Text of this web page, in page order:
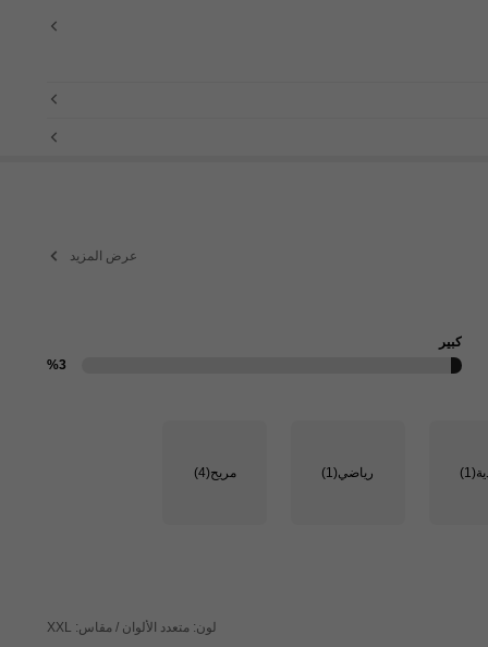
عرض المزيد
كبير
%3
(1) رياضي(1) مريح(4)
لون: متعدد الألوان / مقاس: XXL